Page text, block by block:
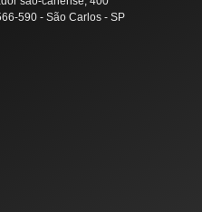
590 - São Carlos - SP